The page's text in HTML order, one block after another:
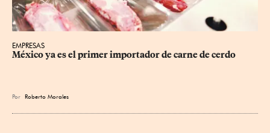
EMPRESAS
México ya es el primer importador de carne de cerdo
Por Roberto Morales